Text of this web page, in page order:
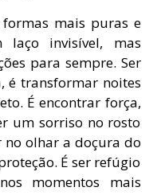
mais puras e
invisível, mas
para sempre. Ser
é transformar noites
É encontrar força,
um sorriso no rosto
no olhar a doçura do
É ser refúgio
momentos mais